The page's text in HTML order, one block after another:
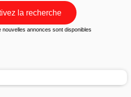
la recherche
nouvelles annonces sont disponibles